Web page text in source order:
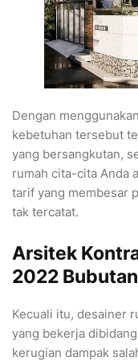
Dengan
kebetuhan tersebut
yang bersangkutan,
rumah cita-cita Anda
tarif yang membesar
tak tercatat.
Arsitek
2022 Bubutan
Kecuali itu, desainer
yang bekerja
kerugian dampak